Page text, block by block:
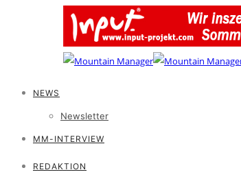
NEWS
Newsletter
MM-INTERVIEW
REDAKTION